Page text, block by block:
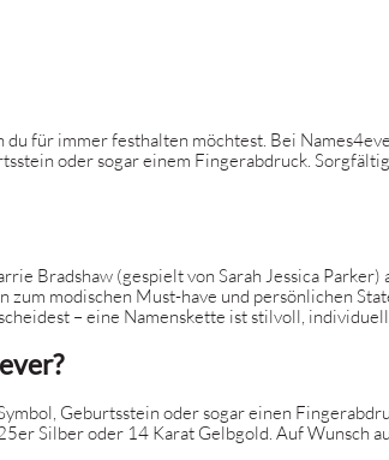
für immer festhalten möchtest. Bei
oder sogar einem Fingerabdruck.
Bradshaw (gespielt von Sarah Jessica Parker)
modischen Must-have und persönlichen
– eine Namenskette ist stilvoll,
Geburtsstein oder sogar einen
Silber oder 14 Karat Gelbgold. Auf Wunsch